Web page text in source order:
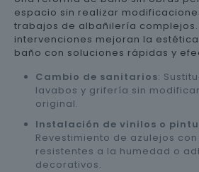
espacio sin realizar
trabajos de albañilería complejos.
intervenciones mejoran la
baño con soluciones rápidas y
Cambio de sanitarios:
lavabos y grifería sin
original.
Instalación de vinilos o
Revestimiento de azulejos
resistentes a la humedad o
decorativos.